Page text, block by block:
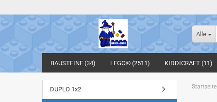
Alle
BAUSTEINE (34) LEGO® (2511) KIDDICRAFT (11)
Startseite
DUPLO 1x2